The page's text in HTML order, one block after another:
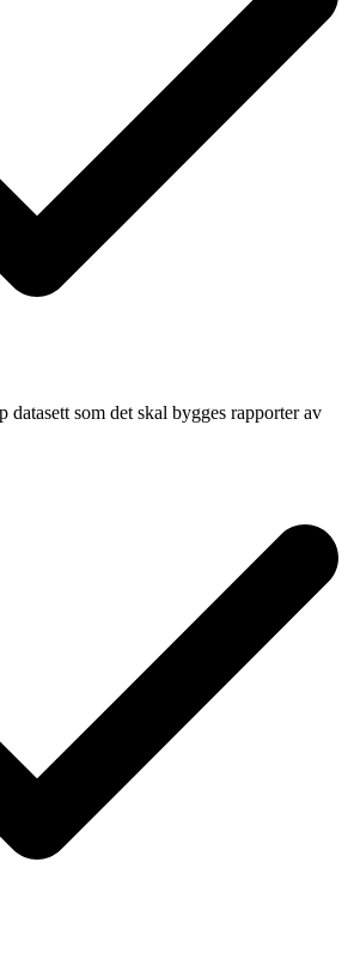
datasett som det skal bygges rapporter av